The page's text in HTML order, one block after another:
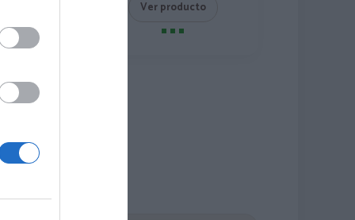
Ver producto